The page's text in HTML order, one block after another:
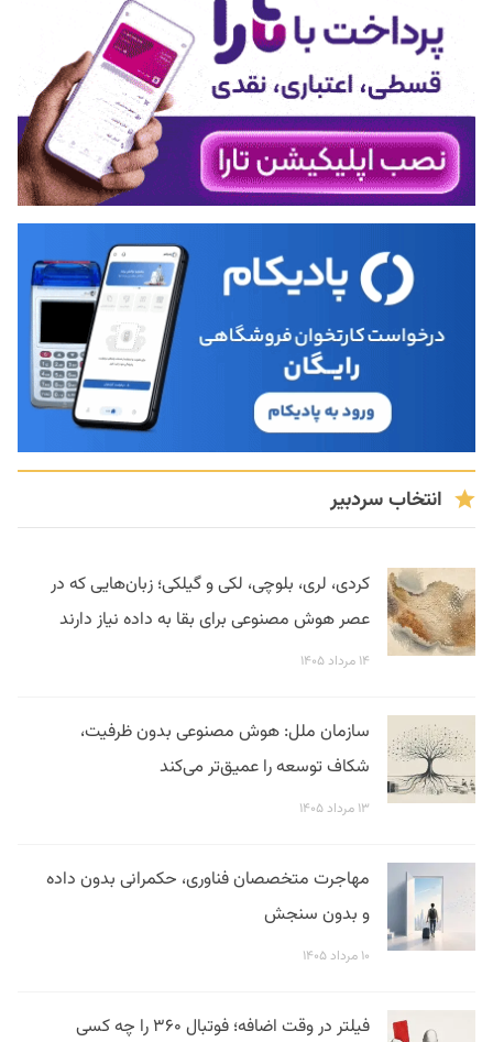
انتخاب سردبیر
کردی، لری، بلوچی، لکی و گیلکی؛ زبان‌هایی که در
عصر هوش مصنوعی برای بقا به داده نیاز دارند
۱۴ مرداد ۱۴۰۵
سازمان ملل: هوش مصنوعی بدون ظرفیت،
شکاف توسعه را عمیق‌تر می‌کند
۱۳ مرداد ۱۴۰۵
مهاجرت متخصصان فناوری، حکمرانی بدون داده
و بدون سنجش
۱۰ مرداد ۱۴۰۵
فیلتر در وقت اضافه؛ فوتبال ۳۶۰ را چه کسی